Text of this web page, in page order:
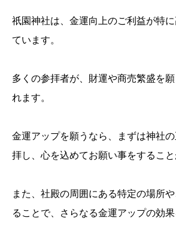
祇園神社は、金運向上のご利益が特
ています。
多くの参拝者が、財運や商売繁盛を
れます。
金運アップを願うなら、まずは神社
拝し、心を込めてお願い事をすること
また、社殿の周囲にある特定の場所
ることで、さらなる金運アップの効果